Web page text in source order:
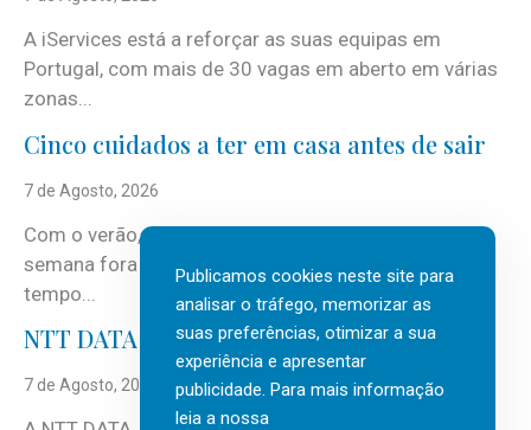
A iServices está a reforçar as suas equipas em
Portugal, com mais de 30 vagas em aberto em várias
zonas...
Cinco cuidados a ter em casa antes de sair
7 de Agosto, 2026
Com o verão, chegam também as férias, os fins-de-
semana fora e os dias em que a casa fica mais
tempo...
NTT DATA Insurtech Global Outlook 2026
7 de Agosto, 2026
Publicamos cookies neste site para
analisar o tráfego, memorizar as
suas preferências, otimizar a sua
experiência e apresentar
publicidade. Para mais informação
leia a nossa